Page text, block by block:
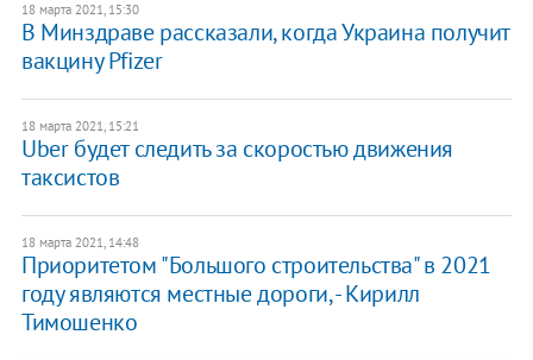
18 марта 2021, 15:30
В Минздраве рассказали, когда Украина получит
вакцину Pfizer
18 марта 2021, 15:21
Uber будет следить за скоростью движения
таксистов
18 марта 2021, 14:48
Приоритетом "Большого строительства" в 2021
году являются местные дороги, - Кирилл
Тимошенко